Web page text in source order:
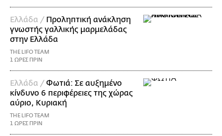
Ελλάδα / Προληπτική ανάκληση
γνωστής γαλλικής μαρμελάδας
στην Ελλάδα
THE LIFO TEAM
1 ΩΡΕΣ ΠΡΙΝ
Ελλάδα /Φωτιά: Σε αυξημένο
κίνδυνο 6 περιφέρειες της χώρας
αύριο, Κυριακή
THE LIFO TEAM
1 ΩΡΕΣ ΠΡΙΝ